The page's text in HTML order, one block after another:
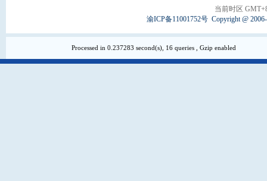
当前时区
渝ICP备11001752号 Copyright @
Processed in 0.237283 second(s), 16 queries , Gzip enabled